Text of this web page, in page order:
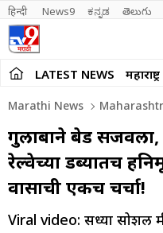
हिन्दी News9 ಕನ್ನಡ తెలుగు
LATEST NEWS महाराष्ट्र
Marathi News
गुलाबाने बेड
रेल्वेच्या डब्यातच
प्रवासाची एकच चर्चा!
Viral video: सध्या सोशल